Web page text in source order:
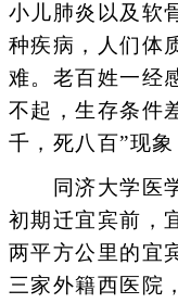
小儿肺炎以及软
种疾病，人们体
难。老百姓一经
不起，生存条件
千，死八百”现象
同济大学医学
初期迁宜宾前，
两平方公里的宜
三家外籍西医院